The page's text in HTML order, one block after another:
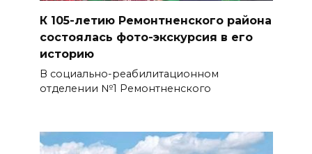
К 105-летию Ремонтненского района
состоялась фото-экскурсия в его
историю
В социально-реабилитационном
отделении №1 Ремонтненского